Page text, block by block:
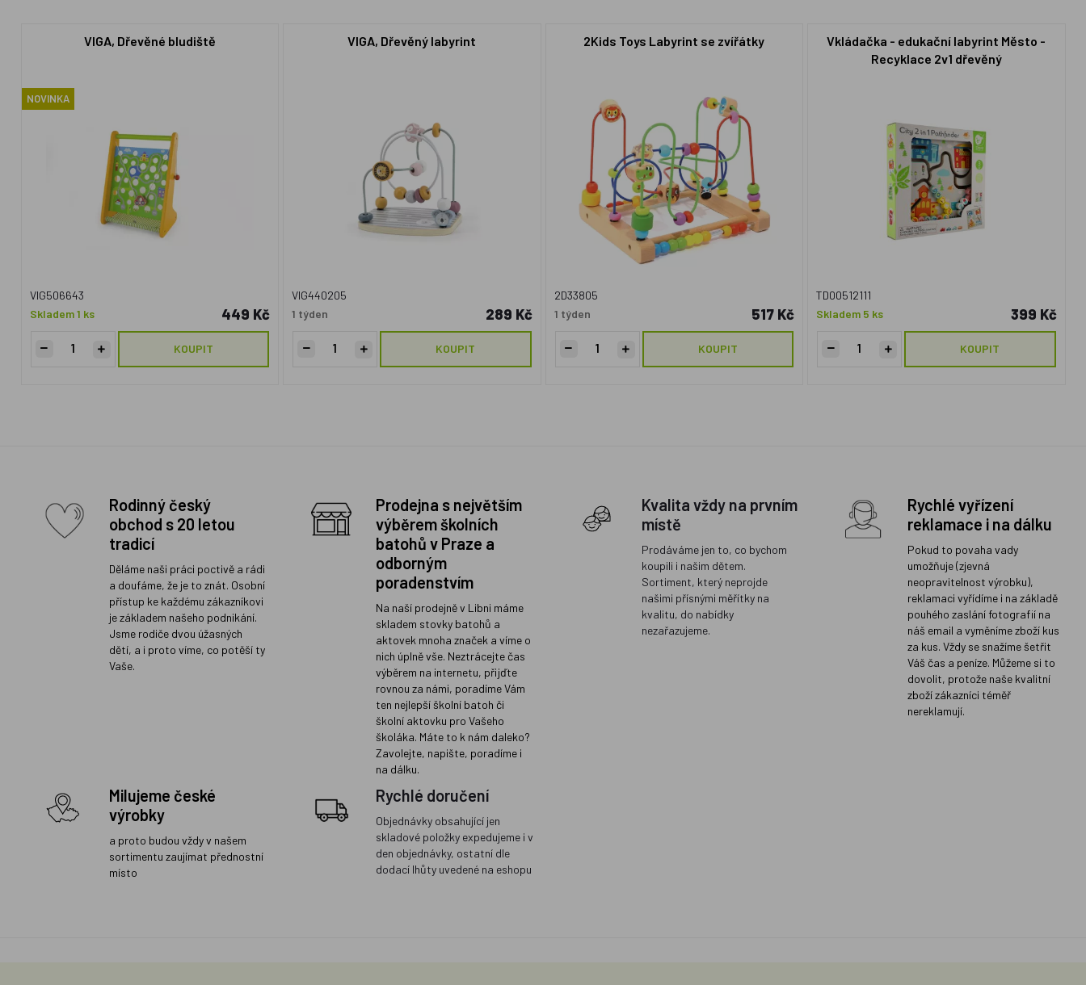
VIGA, Dřevěné bludiště
NOVINKA
VIG506643
Skladem 1 ks
449 Kč
KOUPIT
VIGA, Dřevěný labyrint
VIG440205
1 týden
289 Kč
KOUPIT
2Kids Toys Labyrint se zvířátky
2D33805
1 týden
517 Kč
KOUPIT
Vkládačka - edukační labyrint Město -
Recyklace 2v1 dřevěný
TD00512111
Skladem 5 ks
399 Kč
KOUPIT
Rodinný český
obchod s 20 letou
tradicí
Děláme naši práci poctivě a rádi
a doufáme, že je to znát. Osobní
přístup ke každému zákazníkovi
je základem našeho podnikání.
Jsme rodiče dvou úžasných
dětí, a i proto víme, co potěší ty
Vaše.
Prodejna s největším
výběrem školních
batohů v Praze a
odborným
poradenstvím
Na naší prodejně v Libni máme
skladem stovky batohů a
aktovek mnoha značek a víme o
nich úplně vše. Neztrácejte čas
výběrem na internetu, přijďte
rovnou za námi, poradíme Vám
ten nejlepší školní batoh či
školní aktovku pro Vašeho
školáka. Máte to k nám daleko?
Zavolejte, napište, poradíme i
na dálku.
Kvalita vždy na prvním
místě
Prodáváme jen to, co bychom
koupili i našim dětem.
Sortiment, který neprojde
našimi přísnými měřítky na
kvalitu, do nabídky
nezařazujeme.
Rychlé vyřízení
reklamace i na dálku
Pokud to povaha vady
umožňuje (zjevná
neopravitelnost výrobku),
reklamaci vyřídíme i na základě
pouhého zaslání fotografií na
náš email a vyměníme zboží kus
za kus. Vždy se snažíme šetřit
Váš čas a peníze. Můžeme si to
dovolit, protože naše kvalitní
zboží zákazníci téměř
nereklamují.
Milujeme české
výrobky
a proto budou vždy v našem
sortimentu zaujímat přednostní
místo
Rychlé doručení
Objednávky obsahující jen
skladové položky expedujeme i v
den objednávky, ostatní dle
dodací lhůty uvedené na eshopu